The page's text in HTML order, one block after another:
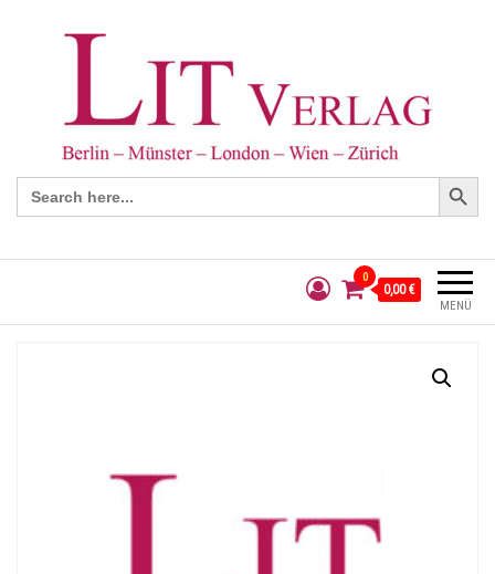
Search
for:
Search Button
MENÜ
0
0,00 €